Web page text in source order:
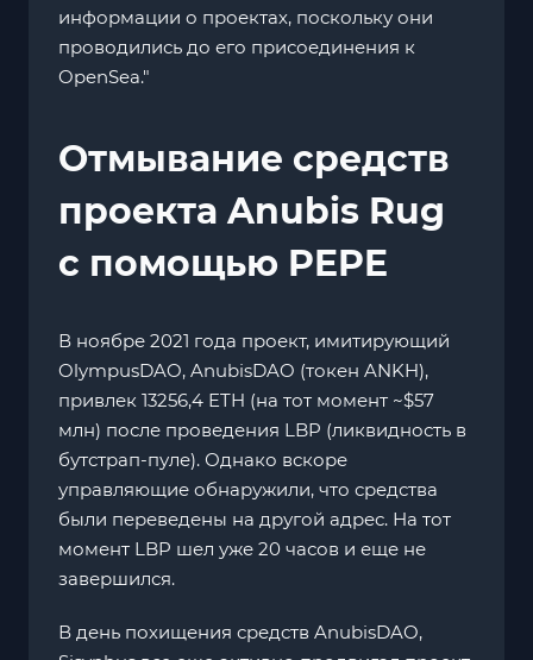
информации о проектах, поскольку они
проводились до его присоединения к
OpenSea."
Отмывание средств
проекта Anubis Rug
с помощью PEPE
В ноябре 2021 года проект, имитирующий
OlympusDAO, AnubisDAO (токен ANKH),
привлек 13256,4 ETH (на тот момент ~$57
млн) после проведения LBP (ликвидность в
бутстрап-пуле). Однако вскоре
управляющие обнаружили, что средства
были переведены на другой адрес. На тот
момент LBP шел уже 20 часов и еще не
завершился.
В день похищения средств AnubisDAO,